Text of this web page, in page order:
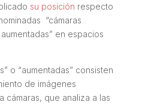
su posición respecto
“cámaras
en espacios
o “aumentadas” consisten
de imágenes
cámaras, que analiza a las